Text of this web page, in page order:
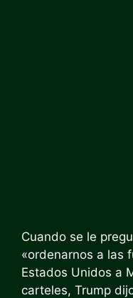
Cuando se le
«ordenarnos a las
Estados Unidos a
carteles, Trump